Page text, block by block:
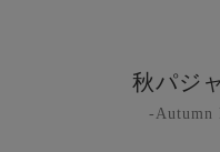
秋パジ
-Autumn